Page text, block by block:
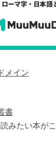
メイン
書
みたい本が